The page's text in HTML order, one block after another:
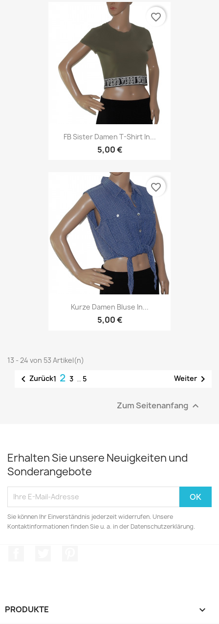
FB Sister Damen T-Shirt In...
5,00 €
favorite_border
Kurze Damen Bluse In...
5,00 €
favorite_border
13 - 24 von 53 Artikel(n)
 Zurück1 2 3 … 5 Weiter 
Zum Seitenanfang 
Erhalten Sie unsere Neuigkeiten und
Sonderangebote
Sie können Ihr Einverständnis jederzeit widerrufen. Unsere
Kontaktinformationen finden Sie u. a. in der Datenschutzerklärung.
PRODUKTE 